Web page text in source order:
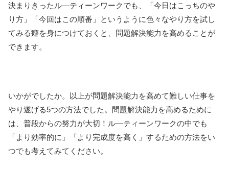
決まりきったル―ティーンワークでも、「今日はこっちのや
り方」「今回はこの順番」というように色々なやり方を試し
てみる癖を身につけておくと、問題解決能力を高めることが
できます。
いかがでしたか。以上が問題解決能力を高めて難しい仕事を
やり遂げる5つの方法でした。問題解決能力を高めるために
は、普段からの努力が大切！ル―ティーンワークの中でも
「より効率的に」「より完成度を高く」するための方法をい
つでも考えてみてください。